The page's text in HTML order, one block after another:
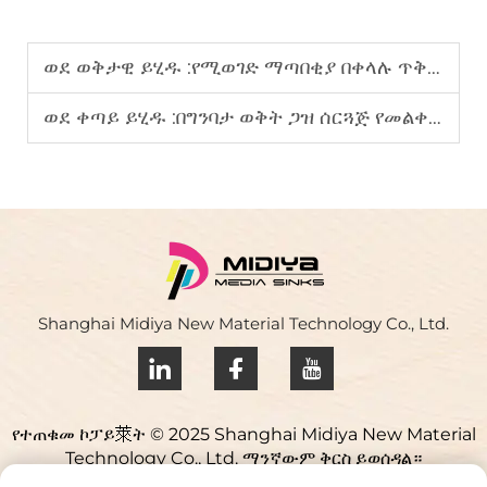
ወደ ወቅታዊ ይሂዱ :የሚወገድ ማጣበቂያ በቀላሉ ጥቅም ላይ ስለሚውል በመጫኛዎች ዘንድ ተወዳጅ ነው
ወደ ቀጣይ ይሂዱ :በግንባታ ወቅት ጋዝ ሰርጓጅ የመልቀቅ ወረቀት ጋር የሚወገድ ማጣበቂያ በመጠቀም ፍጹም ተሞክሮ
Shanghai Midiya New Material Technology Co., Ltd.
የተጠቁመ ኮፓይ萊ት © 2025 Shanghai Midiya New Material
Technology Co., Ltd. ማንኛውም ቅርስ ይወሰዳል።